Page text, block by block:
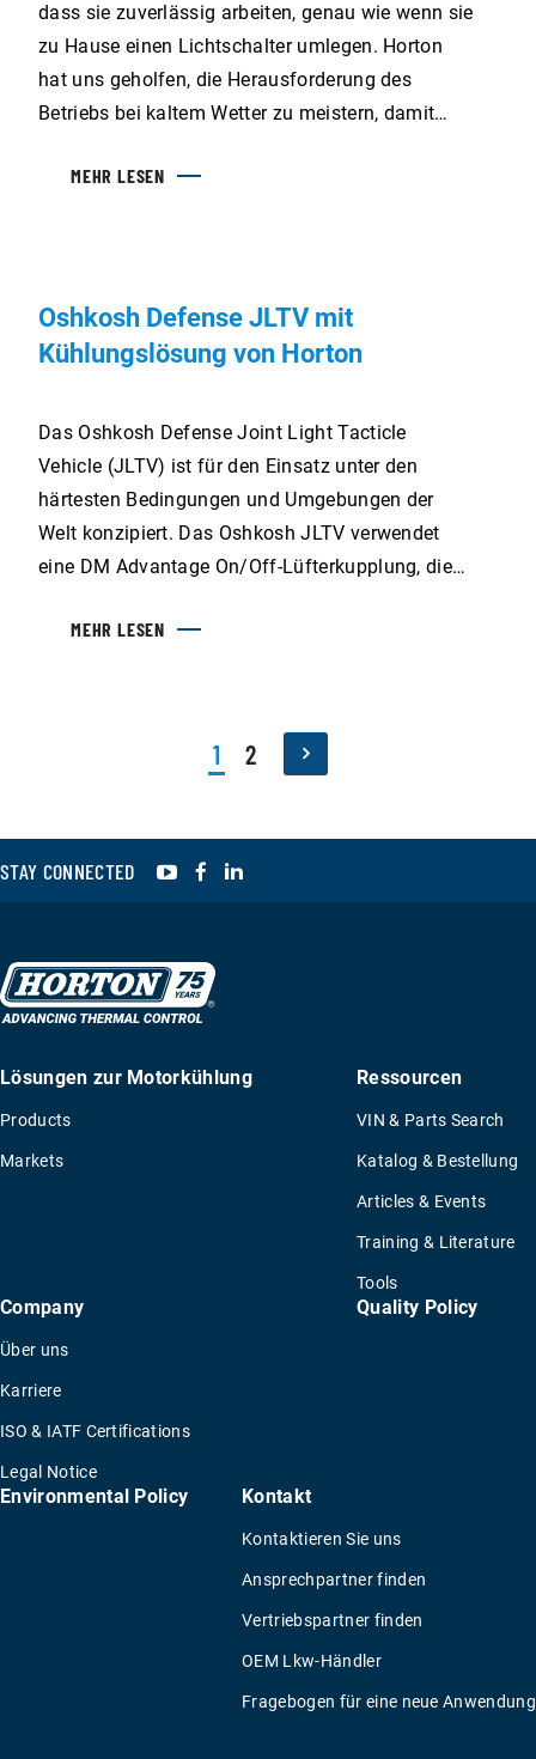
dass sie zuverlässig arbeiten, genau wie wenn sie
zu Hause einen Lichtschalter umlegen. Horton
hat uns geholfen, die Herausforderung des
Betriebs bei kaltem Wetter zu meistern, damit
erfüllen können.“ Erick Pomrenke – N C
MEHR LESEN
Oshkosh Defense JLTV mit
Kühlungslösung von Horton
Das Oshkosh Defense Joint Light Tacticle
Vehicle (JLTV) ist für den Einsatz unter den
härtesten Bedingungen und Umgebungen der
Welt konzipiert. Das Oshkosh JLTV verwendet
eine DM Advantage On/Off-Lüfterkupplung, die
und mit einem Horton Windmaster MS9-Lüfter
MEHR LESEN
1 2
STAY CONNECTED YouTubeFacebook
Lösungen zur Motorkühlung
Products
Markets
Ressourcen
VIN & Parts Search
Katalog & Bestellung
Articles & Events
Training & Literature
Tools
Company
Über uns
Karriere
ISO & IATF Certifications
Legal Notice
Quality Policy
Environmental Policy Kontakt
Kontaktieren Sie uns
Ansprechpartner finden
Vertriebspartner finden
OEM Lkw-Händler
Fragebogen für eine neue Anwendung